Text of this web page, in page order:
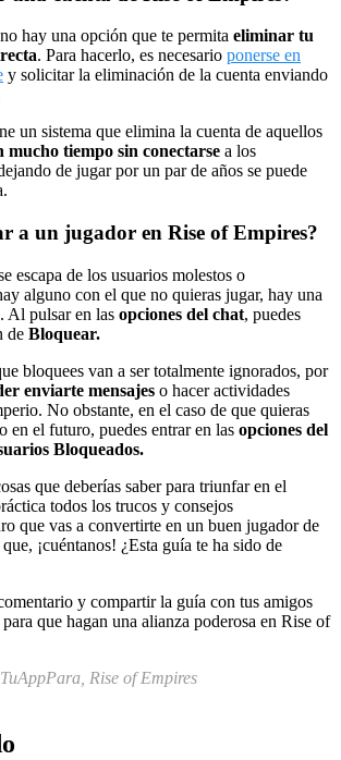
hay una opción que te permita eliminar tu
. Para hacerlo, es necesario ponerse en
y solicitar la eliminación de la cuenta enviando
un sistema que elimina la cuenta de aquellos
mucho tiempo sin conectarse a los
de jugar por un par de años se puede
a un jugador en Rise of Empires?
escapa de los usuarios molestos o
alguno con el que no quieras jugar, hay una
Al pulsar en las opciones del chat, puedes
de Bloquear.
bloquees van a ser totalmente ignorados, por
enviarte mensajes o hacer actividades
No obstante, en el caso de que quieras
en el futuro, puedes entrar en las opciones del
Bloqueados.
que deberías saber para triunfar en el
todos los trucos y consejos
que vas a convertirte en un buen jugador de
¡cuéntanos! ¿Esta guía te ha sido de
y compartir la guía con tus amigos
que hagan una alianza poderosa en Rise of
Rise of Empires